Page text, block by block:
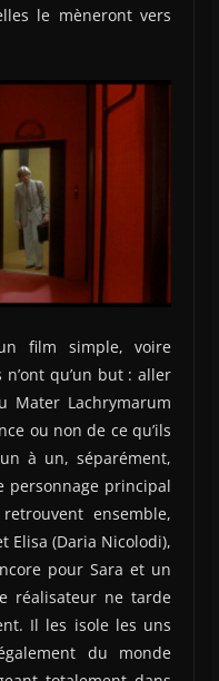
le mèneront vers
film simple, voire
qu’un but : aller
Mater Lachrymarum
ou non de ce qu’ils
à un, séparément,
personnage principal
ensemble,
Elisa (Daria Nicolodi),
pour Sara et un
réalisateur ne tarde
Il les isole les uns
du monde